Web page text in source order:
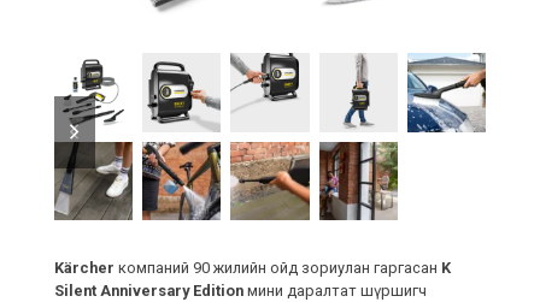
previous
slide
next
slide
Kärcher компаний 90 жилийн ойд зориулан гаргасан K
Silent Anniversary Editionмини даралтат шүршигч